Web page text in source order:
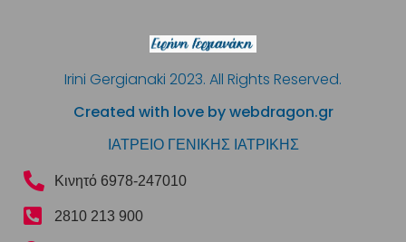
Irini Gergianaki 2023. All Rights Reserved.
Created with love by webdragon.gr
ΙΑΤΡΕΙΟ ΓΕΝΙΚΗΣ ΙΑΤΡΙΚΗΣ
Κινητό 6978-247010
2810 213 900